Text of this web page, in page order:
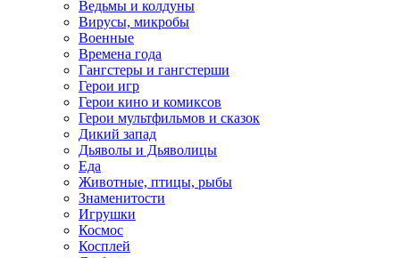
Ведьмы и колдуны
Вирусы, микробы
Военные
Времена года
Гангстеры и гангстерши
Герои игр
Герои кино и комиксов
Герои мультфильмов и сказок
Дикий запад
Дьяволы и Дьяволицы
Еда
Животные, птицы, рыбы
Знаменитости
Игрушки
Космос
Косплей